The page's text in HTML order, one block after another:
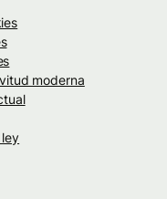
moderna